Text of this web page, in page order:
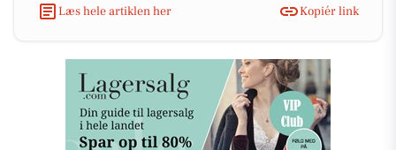
Læs hele artiklen her
Kopiér link